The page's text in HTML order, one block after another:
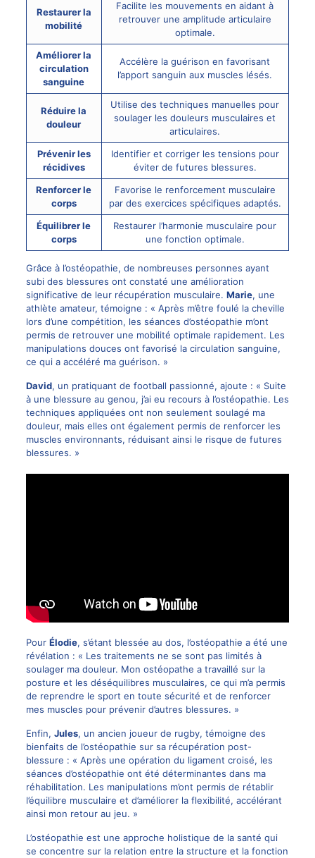
Restaurer la
mobilité
Facilite les mouvements en aidant à
retrouver une amplitude articulaire
optimale.
Améliorer la
circulation
sanguine
Accélère la guérison en favorisant
l’apport sanguin aux muscles lésés.
Réduire la
douleur
Utilise des techniques manuelles pour
soulager les douleurs musculaires et
articulaires.
Prévenir les
récidives
Identifier et corriger les tensions pour
éviter de futures blessures.
Renforcer le
corps
Favorise le renforcement musculaire
par des exercices spécifiques adaptés.
Équilibrer le
corps
Restaurer l’harmonie musculaire pour
une fonction optimale.
Grâce à l’ostéopathie, de nombreuses personnes ayant
subi des blessures ont constaté une amélioration
significative de leur récupération musculaire. Marie, une
athlète amateur, témoigne : « Après m’être foulé la cheville
lors d’une compétition, les séances d’ostéopathie m’ont
permis de retrouver une mobilité optimale rapidement. Les
manipulations douces ont favorisé la circulation sanguine,
ce qui a accéléré ma guérison. »
David, un pratiquant de football passionné, ajoute : « Suite
à une blessure au genou, j’ai eu recours à l’ostéopathie. Les
techniques appliquées ont non seulement soulagé ma
douleur, mais elles ont également permis de renforcer les
muscles environnants, réduisant ainsi le risque de futures
blessures. »
Pour Élodie, s’étant blessée au dos, l’ostéopathie a été une
révélation : « Les traitements ne se sont pas limités à
soulager ma douleur. Mon ostéopathe a travaillé sur la
posture et les déséquilibres musculaires, ce qui m’a permis
de reprendre le sport en toute sécurité et de renforcer
mes muscles pour prévenir d’autres blessures. »
Enfin, Jules, un ancien joueur de rugby, témoigne des
bienfaits de l’ostéopathie sur sa récupération post-
blessure : « Après une opération du ligament croisé, les
séances d’ostéopathie ont été déterminantes dans ma
réhabilitation. Les manipulations m’ont permis de rétablir
l’équilibre musculaire et d’améliorer la flexibilité, accélérant
ainsi mon retour au jeu. »
L’ostéopathie est une approche holistique de la santé qui
se concentre sur la relation entre la structure et la fonction